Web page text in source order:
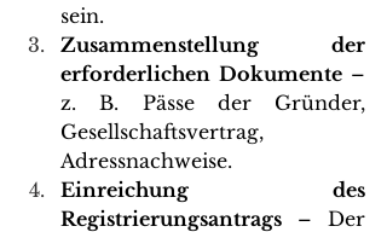
sein.
Zusammenstellung der
erforderlichen Dokumente –
z. B. Pässe der Gründer,
Gesellschaftsvertrag,
Adressnachweise.
Einreichung des
Registrierungsantrags – Der